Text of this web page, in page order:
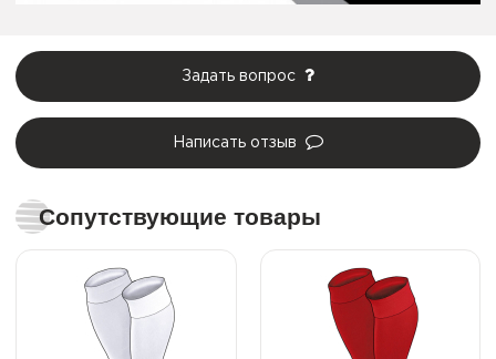
Задать вопрос
Написать отзыв
Сопутствующие товары